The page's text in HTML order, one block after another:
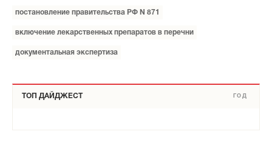
постановление правительства РФ N 871
включение лекарственных препаратов в перечни
документальная экспертиза
ТОП ДАЙДЖЕСТ ГОД